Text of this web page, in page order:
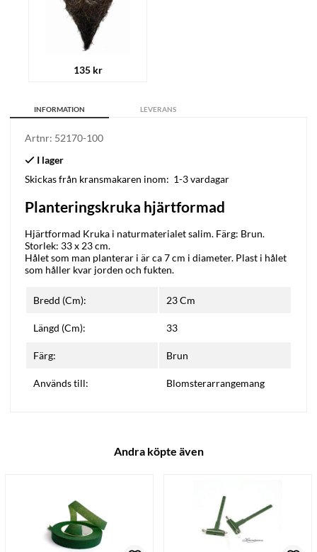
135 kr
INFORMATION LEVERANS
Artnr: 52170-100
Skickas från kransmakaren inom: 1-3 vardagar
Planteringskruka hjärtformad
Hjärtformad Kruka i naturmaterialet salim. Färg: Brun.
Storlek: 33 x 23 cm.
Hålet som man planterar i är ca 7 cm i diameter. Plast i hålet
som håller kvar jorden och fukten.
Bredd (Cm): 23 Cm
Längd (Cm): 33
Färg: Brun
Används till: Blomsterarrangemang
Andra köpte även